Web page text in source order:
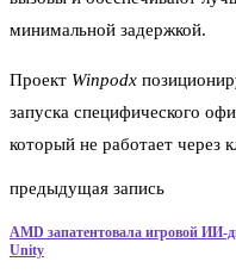
минимальной задержкой.
Проект Winpodx
запуска специфического
который не работает через
предыдущая запись
AMD запатентовала игровой
Unity